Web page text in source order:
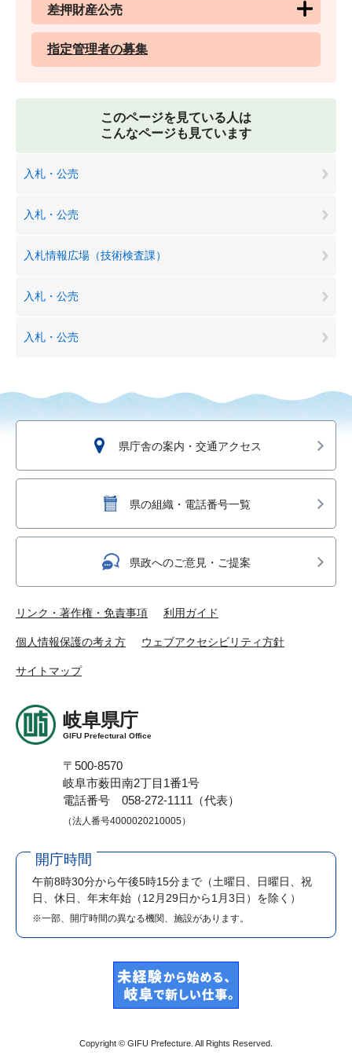
差押財産公売
指定管理者の募集
このページを見ている人は
こんなページも見ています
入札・公売
入札・公売
入札情報広場（技術検査課）
入札・公売
入札・公売
県庁舎の案内・交通アクセス
県の組織・電話番号一覧
県政へのご意見・ご提案
リンク・著作権・免責事項 利用ガイド
個人情報保護の考え方 ウェブアクセシビリティ方針
サイトマップ
岐阜県庁
GIFU Prefectural Office
〒500-8570
岐阜市薮田南2丁目1番1号
電話番号 058-272-1111（代表）
（法人番号4000020210005）
開庁時間
午前8時30分から午後5時15分まで （土曜日、日曜日、祝
日、休日、年末年始（12月29日から1月3日）を除く）
※一部、開庁時間の異なる機関、施設があります。
Copyright © GIFU Prefecture. All Rights Reserved.